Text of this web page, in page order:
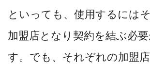
といっても、使用するには
加盟店となり契約を結ぶ必
す。でも、 それぞれの加盟